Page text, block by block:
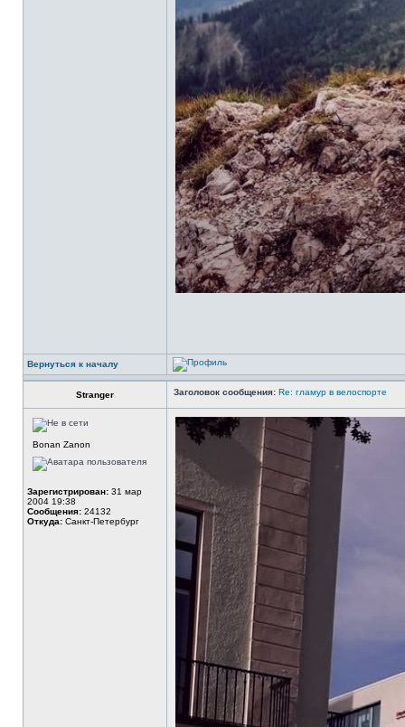
Вернуться к началу
Stranger Заголовок сообщения: Re: гламур в велоспорте
Bonan Zanon
Зарегистрирован: 31 мар
2004 19:38
Сообщения: 24132
Откуда: Санкт-Петербург